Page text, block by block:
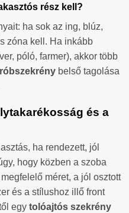
rész kell?
ha sok az ing, blúz,
zóna kell. Ha inkább
póló, farmer), akkor több
belső tagolása
és a
ha rendezett, jól
hogy közben a szoba
méret, a jól osztott
és a stílushoz illő front
egy tolóajtós szekrény